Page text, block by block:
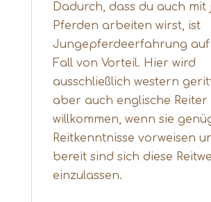
Dadurch, dass du auch mit
Pferden arbeiten wirst, ist
Jungepferdeerfahrung auf
Fall von Vorteil. Hier wird
ausschließlich western
aber auch englische Reiter
willkommen, wenn sie
Reitkenntnisse vorweisen
bereit sind sich diese
einzulassen.